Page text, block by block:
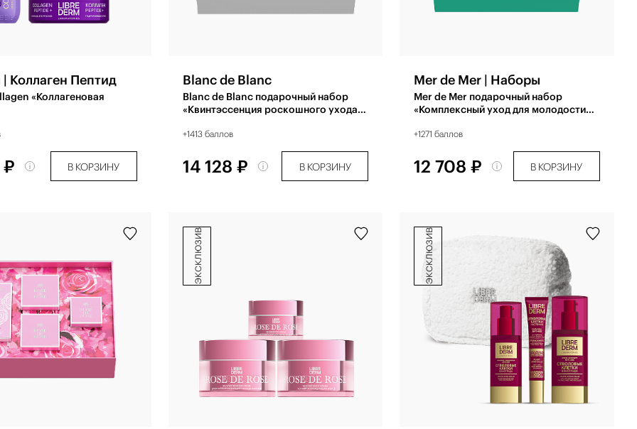
Коллаген Пептид
«Коллагеновая
В КОРЗИНУ
Blanc de Blanc
Blanc de Blanc подарочный набор
«Квинтэссенция роскошного ухода
+1413 баллов
14 128 ₽ В КОРЗИНУ
Mer de Mer | Наборы
Mer de Mer подарочный набор
«Комплексный уход для молодости
+1271 баллов
12 708 ₽ В КОРЗИНУ
эксклюзив эксклюзив